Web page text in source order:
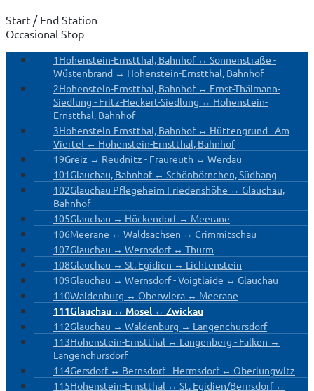
Start / End Station
Occasional Stop
1Hohenstein-Ernstthal, Bahnhof ↔ Sonnenstraße -
Wüstenbrand ↔ Hohenstein-Ernstthal, Bahnhof
2Hohenstein-Ernstthal, Bahnhof ↔ Ernst-Thälmann-
Siedlung - Fritz-Heckert-Siedlung ↔ Hohenstein-
Ernstthal, Bahnhof
3Hohenstein-Ernstthal, Bahnhof ↔ Hüttengrund - Am
Viertel ↔ Hohenstein-Ernstthal, Bahnhof
19Greiz ↔ Reudnitz - Fraureuth ↔ Werdau
101Glauchau, Bahnhof ↔ Schönbörnchen, Südhang
102Glauchau Pflegeheim Friedenshöhe ↔ Glauchau,
Bahnhof
105Glauchau ↔ Höckendorf ↔ Meerane
106Meerane ↔ Waldsachsen ↔ Crimmitschau
107Glauchau ↔ Wernsdorf ↔ Thurm
108Glauchau ↔ St. Egidien ↔ Lichtenstein
109Glauchau ↔ Wernsdorf - Voigtlaide ↔ Glauchau
110Waldenburg ↔ Oberwiera ↔ Meerane
111Glauchau ↔ Mosel ↔ Zwickau
112Glauchau ↔ Waldenburg ↔ Langenchursdorf
113Hohenstein-Ernstthal ↔ Langenberg - Falken ↔
Langenchursdorf
114Gersdorf ↔ Bernsdorf - Hermsdorf ↔ Oberlungwitz
115Hohenstein-Ernstthal ↔ St. Egidien/Bernsdorf ↔